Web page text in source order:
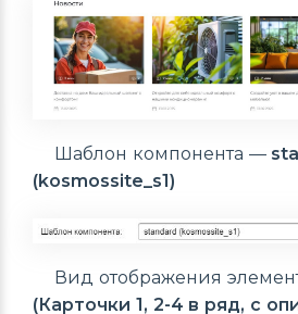
Шаблон компонента —
(kosmossite_s1)
Вид отображения
(Карточки 1, 2-4 в ряд, с